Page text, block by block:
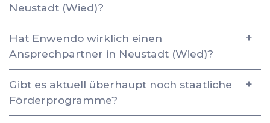
Neustadt (Wied)?
Hat Enwendo wirklich einen
Ansprechpartner in Neustadt (Wied)?
Gibt es aktuell überhaupt noch staatliche
Förderprogramme?